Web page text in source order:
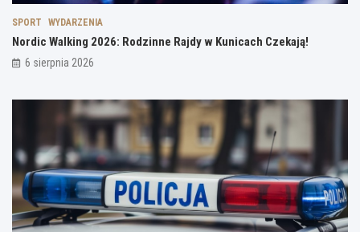
SPORT WYDARZENIA
Nordic Walking 2026: Rodzinne Rajdy w Kunicach Czekają!
6 sierpnia 2026